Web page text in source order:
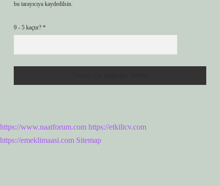
bu tarayıcıya kaydedilsin.
9 - 5 kaçtır? *
https://www.naatforum.com https://etkilicv.com
https://emeklimaasi.com Sitemap